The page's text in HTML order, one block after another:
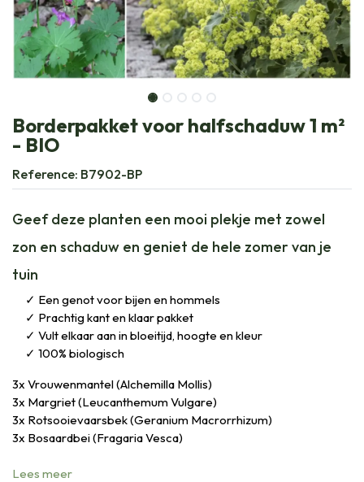
Borderpakket voor halfschaduw 1 m²
- BIO
Reference: B7902-BP
Geef deze planten een mooi plekje met zowel
zon en schaduw en geniet de hele zomer van je
tuin
Een genot voor bijen en hommels
Prachtig kant en klaar pakket
Vult elkaar aan in bloeitijd, hoogte en kleur
100% biologisch
3x Vrouwenmantel (Alchemilla Mollis)
3x Margriet (Leucanthemum Vulgare)
3x Rotsooievaarsbek (Geranium Macrorrhizum)
3x Bosaardbei (Fragaria Vesca)
Lees meer